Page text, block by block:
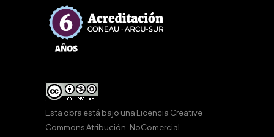
Esta obra está bajo una Licencia Creative
Commons Atribución-NoComercial-